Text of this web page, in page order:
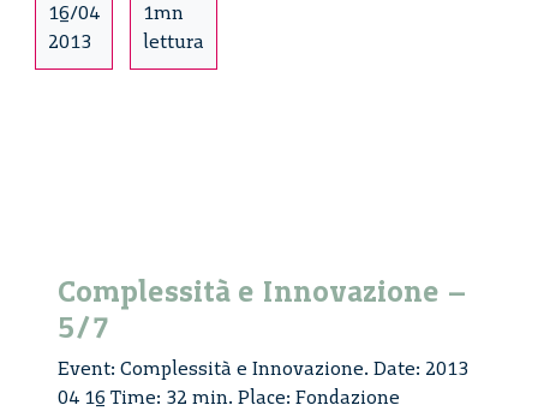
16/04
2013
1mn
lettura
Complessità e Innovazione –
5/7
Event: Complessità e Innovazione. Date: 2013
04 16 Time: 32 min. Place: Fondazione